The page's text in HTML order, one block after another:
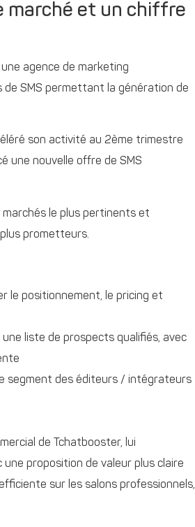
marché et un chiffre
une agence de marketing
de SMS permettant la génération de
son activité au 2ème trimestre
une nouvelle offre de SMS
le plus pertinents et
prometteurs.
le positionnement, le pricing et
une liste de prospects qualifiés, avec
segment des éditeurs / intégrateurs
de Tchatbooster, lui
proposition de valeur plus claire
sur les salons professionnels,